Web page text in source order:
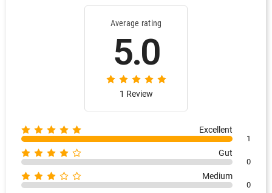
Average rating
5.0
1 Review
Excellent
1
Gut
0
Medium
0